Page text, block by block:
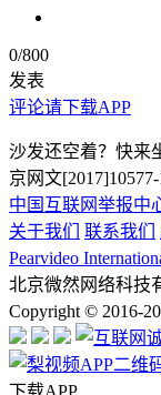
0/800
发表
评论请下载APP
沙发还空着？快来
京网文
中国互联网举报中
关于我们
联系我们
Pearvideo
北京微然网络科技
Copyright © 2016-
下载APP